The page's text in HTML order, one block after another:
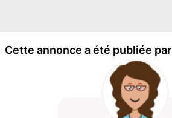
Cette annonce a été publiée par